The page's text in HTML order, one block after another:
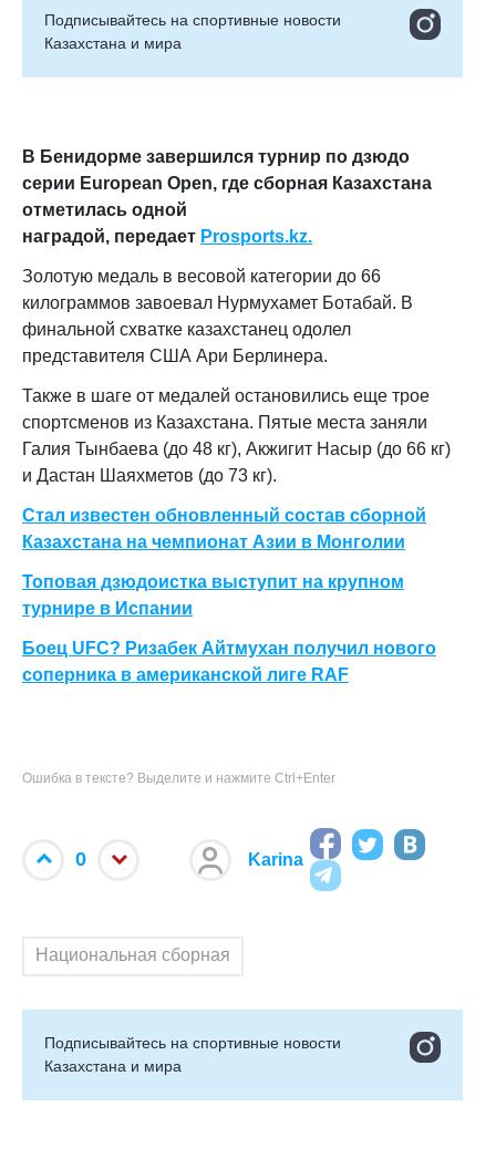
Подписывайтесь на cпортивные новости
Казахстана и мира
В Бенидорме завершился турнир по дзюдо
серии European Open, где сборная Казахстана
отметилась одной
наградой, передает Prosports.kz.
Золотую медаль в весовой категории до 66
килограммов завоевал Нурмухамет Ботабай. В
финальной схватке казахстанец одолел
представителя США Ари Берлинера.
Также в шаге от медалей остановились еще трое
спортсменов из Казахстана. Пятые места заняли
Галия Тынбаева (до 48 кг), Акжигит Насыр (до 66 кг)
и Дастан Шаяхметов (до 73 кг).
Стал известен обновленный состав сборной
Казахстана на чемпионат Азии в Монголии
Топовая дзюдоистка выступит на крупном
турнире в Испании
Боец UFC? Ризабек Айтмухан получил нового
соперника в американской лиге RAF
Ошибка в тексте? Выделите и нажмите Ctrl+Enter
0 Karina
Национальная сборная
Подписывайтесь на cпортивные новости
Казахстана и мира